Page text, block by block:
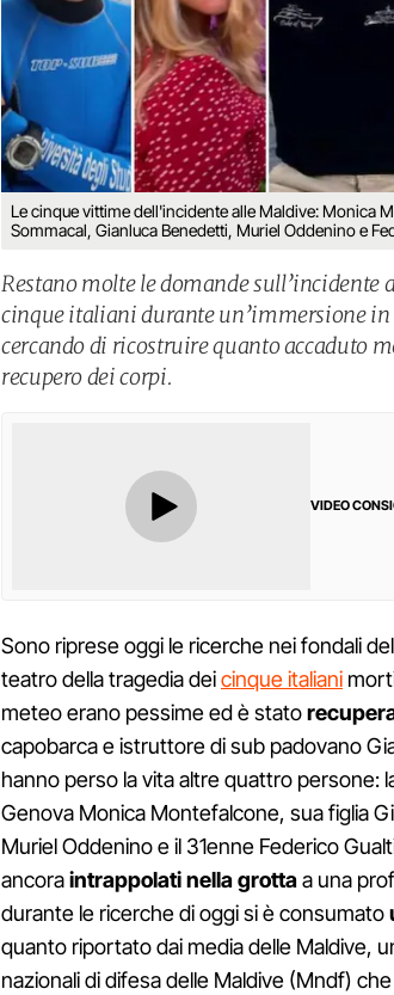
Le cinque vittime dell'incidente alle Maldive: Monica
Sommacal, Gianluca Benedetti, Muriel Oddenino e
Restano molte le domande sull’incidente
cinque italiani durante un’immersione
cercando di ricostruire quanto accaduto
recupero dei corpi.
VIDEO
Sono riprese oggi le ricerche nei fondali
teatro della tragedia deicinque italiani
meteo erano pessime ed è stato
capobarca e istruttore di sub padovano
hanno perso la vita altre quattro persone:
Genova Monica Montefalcone, sua figlia
Muriel Oddenino e il 31enne Federico
ancoraintrappolati nella grottaa una
durante le ricerche di oggi si è consumato
quanto riportato dai media delle Maldive,
nazionali di difesa delle Maldive (Mndf)